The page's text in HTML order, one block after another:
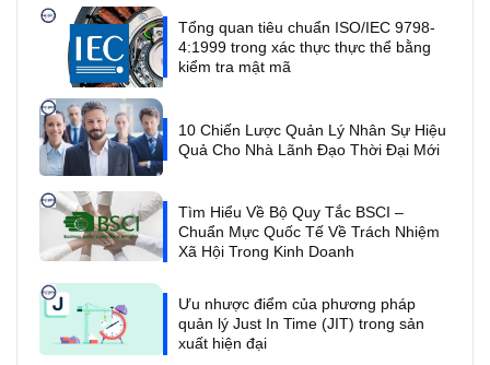
Tổng quan tiêu chuẩn ISO/IEC 9798-
4:1999 trong xác thực thực thể bằng
kiểm tra mật mã
10 Chiến Lược Quản Lý Nhân Sự Hiệu
Quả Cho Nhà Lãnh Đạo Thời Đại Mới
Tìm Hiểu Về Bộ Quy Tắc BSCI –
Chuẩn Mực Quốc Tế Về Trách Nhiệm
Xã Hội Trong Kinh Doanh
Ưu nhược điểm của phương pháp
quản lý Just In Time (JIT) trong sản
xuất hiện đại